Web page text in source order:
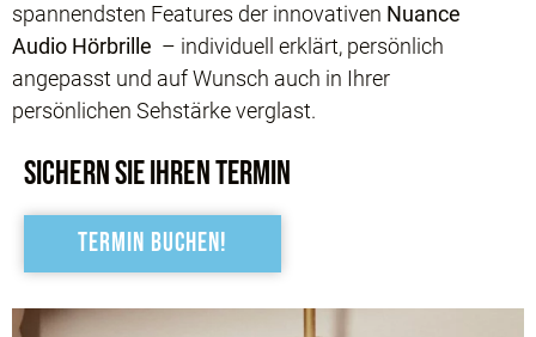
spannendsten Features der innovativen Nuance
Audio Hörbrille – individuell erklärt, persönlich
angepasst und auf Wunsch auch in Ihrer
persönlichen Sehstärke verglast.
Sichern SIE IHREn TERMIN
Termin buchen!